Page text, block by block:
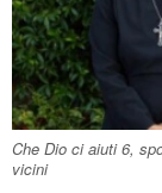
Che Dio ci aiuti 6,
vicini